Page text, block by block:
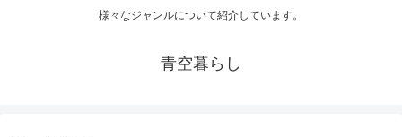
様々なジャンルについて紹介しています。
青空暮らし